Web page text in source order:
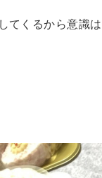
てくるから意識